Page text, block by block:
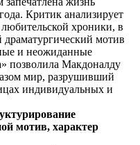
Критик анализирует
хроники, в
драматургический мотив
и неожиданные
позволила Макдоналду
мир, разрушивший
индивидуальных и
мотив, характер